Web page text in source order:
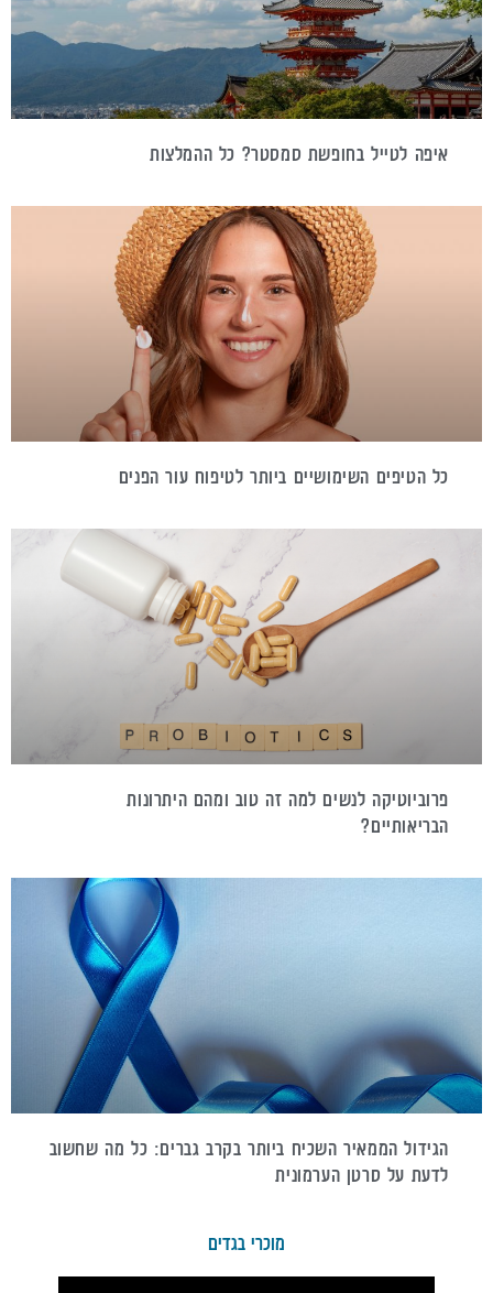
איפה לטייל בחופשת סמסטר? כל ההמלצות
כל הטיפים השימושיים ביותר לטיפוח עור הפנים
פרוביוטיקה לנשים למה זה טוב ומהם היתרונות
הבריאותיים?
הגידול הממאיר השכיח ביותר בקרב גברים: כל מה שחשוב
לדעת על סרטן הערמונית
מוכרי בגדים